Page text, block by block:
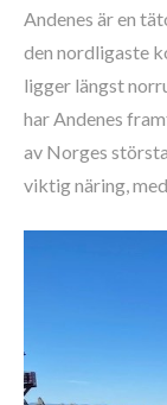
Andenes är en
den nordligaste
ligger längst
har Andenes
av Norges
viktig näring,